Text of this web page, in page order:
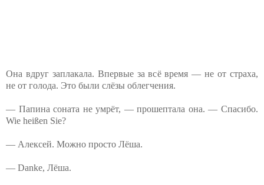
Она вдруг заплакала. Впервые за всё время — не от страха,
не от голода. Это были слёзы облегчения.
— Папина соната не умрёт, — прошептала она. — Спасибо.
Wie heißen Sie?
— Алексей. Можно просто Лёша.
— Danke, Лёша.